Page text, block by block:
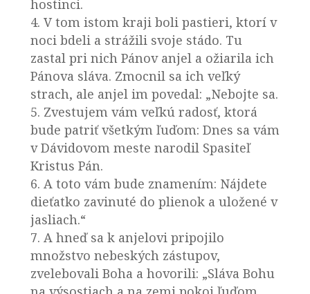
hostinci.
4. V tom istom kraji boli pastieri, ktorí v
noci bdeli a strážili svoje stádo. Tu
zastal pri nich Pánov anjel a ožiarila ich
Pánova sláva. Zmocnil sa ich veľký
strach, ale anjel im povedal: „Nebojte sa.
5. Zvestujem vám veľkú radosť, ktorá
bude patriť všetkým ľuďom: Dnes sa vám
v Dávidovom meste narodil Spasiteľ
Kristus Pán.
6. A toto vám bude znamením: Nájdete
dieťatko zavinuté do plienok a uložené v
jasliach.“
7. A hneď sa k anjelovi pripojilo
množstvo nebeských zástupov,
zvelebovali Boha a hovorili: „Sláva Bohu